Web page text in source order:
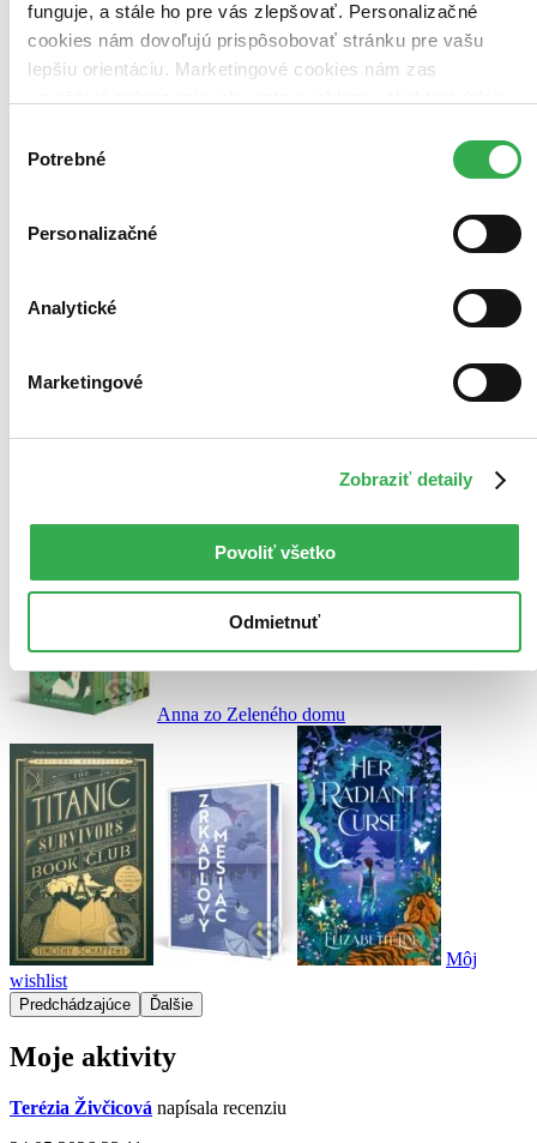
funguje, a stále ho pre vás zlepšovať. Personalizačné
cookies nám dovoľujú prispôsobovať stránku pre vašu
lepšiu orientáciu. Marketingové cookies nám zas
keby sme mohli používať všetky tieto cookies. Ďakujeme!
súhlasu
Potrebné
Personalizačné
Analytické
Marketingové
Zobraziť detaily
Povoliť všetko
Odmietnuť
Moje čitateľské kolekcie
Anna zo Zeleného domu
Môj
wishlist
Predchádzajúce Ďalšie
Moje aktivity
Terézia Živčicová napísala recenziu